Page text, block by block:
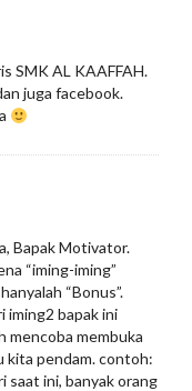
SMK AL KAAFFAH.
juga facebook.
Bapak Motivator.
“iming-iming”
“Bonus”.
iming2 bapak ini
mencoba membuka
kita pendam. contoh:
saat ini, banyak orang